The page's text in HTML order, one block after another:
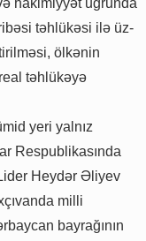
təhlükəsi ilə üz-
ölkənin
təhlükəyə
yeri yalnız
Respublikasında
Heydər Əliyev
milli
bayrağının